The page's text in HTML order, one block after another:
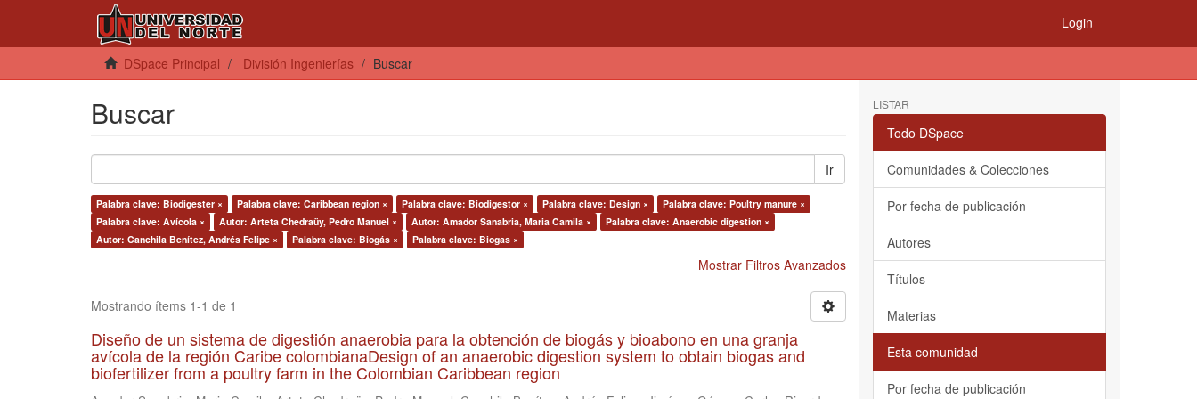
Login
DSpace Principal División Ingenierías Buscar
Buscar
Ir
Palabra clave: Biodigester × Palabra clave: Caribbean region × Palabra clave: Biodigestor × Palabra clave: Design ×
Palabra clave: Poultry manure ×
Palabra clave: Avícola ×
Autor: Arteta Chedraüy, Pedro Manuel × Autor: Amador Sanabria, Maria Camila ×
Palabra clave: Anaerobic digestion ×
Autor: Canchila Benítez, Andrés Felipe ×
Palabra clave: Biogás × Palabra clave: Biogas ×
Mostrar Filtros Avanzados
Mostrando ítems 1-1 de 1
Diseño de un sistema de digestión anaerobia para la obtención de biogás y bioabono en una granja
avícola de la región Caribe colombianaDesign of an anaerobic digestion system to obtain biogas and
biofertilizer from a poultry farm in the Colombian Caribbean region
LISTAR
Todo DSpace
Comunidades & Colecciones
Por fecha de publicación
Autores
Títulos
Materias
Esta comunidad
Por fecha de publicación